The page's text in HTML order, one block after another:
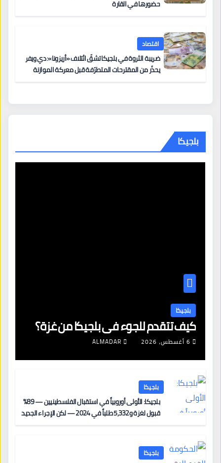
حضورها في القارة
اقتصاد
ضريبة الثروة في بلجيكا تشقّ ائتلاف «أريزونا»: دي ويفر
يحذّر من المقترحات المتطرّفة قبل معركة الموازنة
بلجيكا
بلجيكا
كيف تتقدم للجوء في بلجيكا من غزة؟
6 أغسطس، 2026 ALMADAR
بلجيكا
بلجيكا: الأولى أوروبياً في استقبال الفلسطينيين — 89%
قبول لغزة و5,332 طلباً في 2024 — لكن الإجراء الجديد
بلجيكا